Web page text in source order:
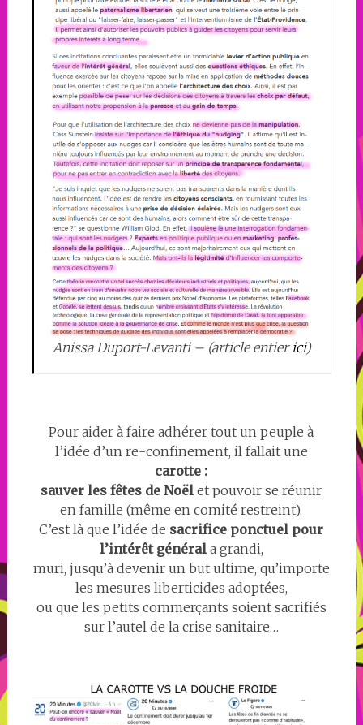
Anissa Duport-Levanti – (article entierici)
Pour aider à faire adhérer tout un peuple à
l’idée d’un re-confinement, il fallait une
carotte :
sauver les fêtes de Noël et pouvoir se réunir
en famille (même en comité restreint).
C’est là que l’idée de sacrifice ponctuel pour
l’intérêt générala grandi,
muri, jusqu’à devenir un but ultime, qu’importe
les mesures liberticides adoptées,
ou que les petits commerçants soient sacrifiés
sur l’autel de la crise sanitaire…